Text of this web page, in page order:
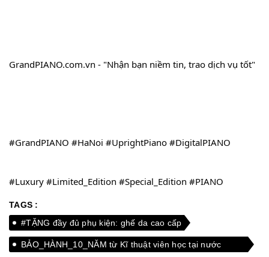
GrandPIANO.com.vn - "Nhận bạn niềm tin, trao dịch vụ tốt"
#GrandPIANO #HaNoi #UprightPiano #DigitalPIANO
#Luxury #Limited_Edition #Special_Edition #PIANO
TAGS :
#TẶNG đầy đủ phụ kiện: ghế da cao cấp
BẢO_HÀNH_10_NĂM từ Kĩ thuật viên học tại nước